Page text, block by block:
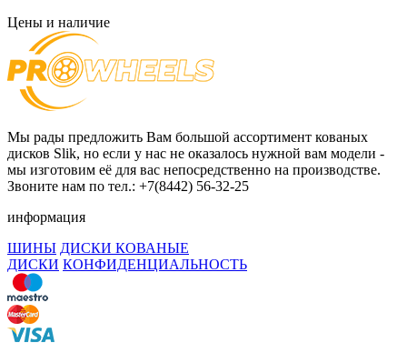
Цены и наличие
Мы рады предложить Вам большой ассортимент кованых
дисков Slik, но если у нас не оказалось нужной вам модели -
мы изготовим её для вас непосредственно на производстве.
Звоните нам по тел.: +7(8442) 56-32-25
информация
ШИНЫ ДИСКИ КОВАНЫЕ
ДИСКИ КОНФИДЕНЦИАЛЬНОСТЬ